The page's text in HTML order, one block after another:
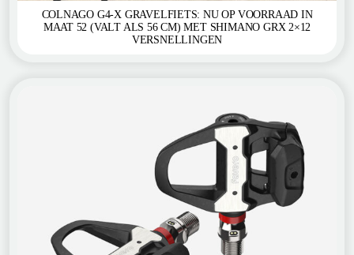
COLNAGO G4-X GRAVELFIETS: NU OP VOORRAAD IN
MAAT 52 (VALT ALS 56 CM) MET SHIMANO GRX 2×12
VERSNELLINGEN